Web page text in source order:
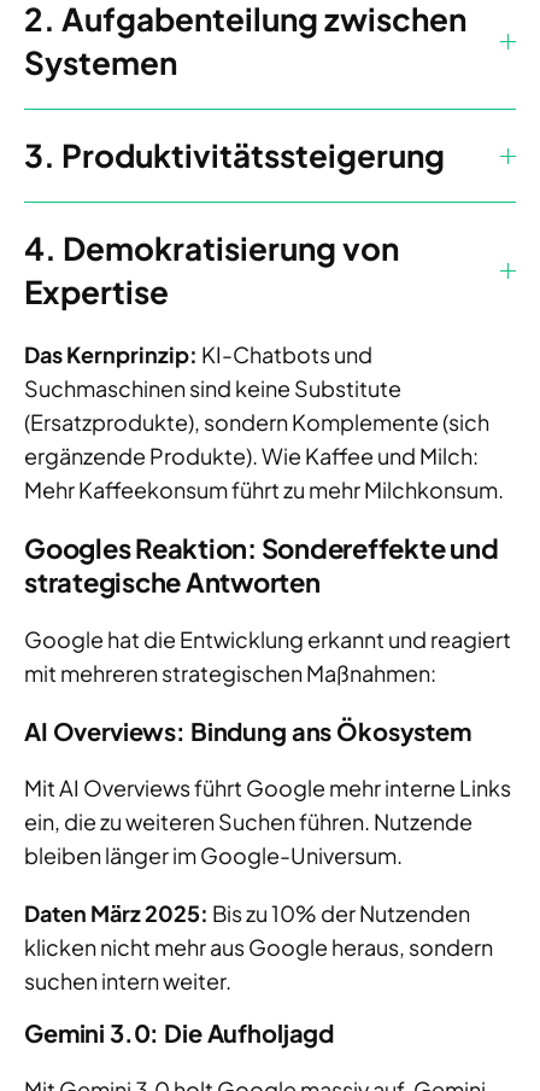
2. Aufgabenteilung zwischen
Systemen
3. Produktivitätssteigerung
4. Demokratisierung von
Expertise
Das Kernprinzip: KI-Chatbots und
Suchmaschinen sind keine Substitute
(Ersatzprodukte), sondern Komplemente (sich
ergänzende Produkte). Wie Kaffee und Milch:
Mehr Kaffeekonsum führt zu mehr Milchkonsum.
Googles Reaktion: Sondereffekte und
strategische Antworten
Google hat die Entwicklung erkannt und reagiert
mit mehreren strategischen Maßnahmen:
AI Overviews: Bindung ans Ökosystem
Mit AI Overviews führt Google mehr interne Links
ein, die zu weiteren Suchen führen. Nutzende
bleiben länger im Google-Universum.
Daten März 2025: Bis zu 10% der Nutzenden
klicken nicht mehr aus Google heraus, sondern
suchen intern weiter.
Gemini 3.0: Die Aufholjagd